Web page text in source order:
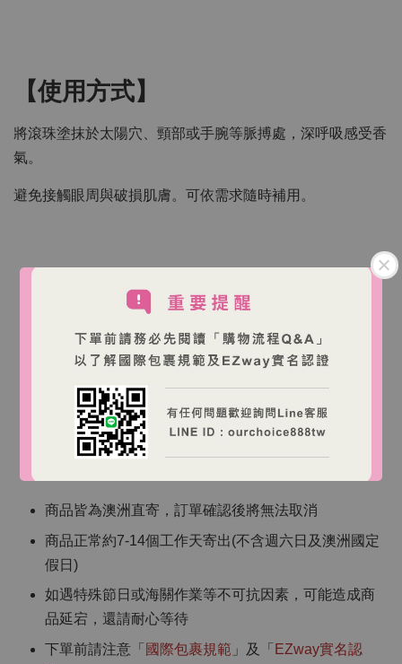
【使用方式】
將滾珠塗抹於太陽穴、頸部或手腕等脈搏處，深呼吸感受香
氣。
避免接觸眼周與破損肌膚。可依需求隨時補用。
【注意事項】
使用後若有不適或過敏反應，請立即停止使用並就醫
請置於兒童無法取得處
【海外跨境購物說明】
商品皆為澳洲直寄，訂單確認後將無法取消
商品正常約7-14個工作天寄出(不含週六日及澳洲國定
假日)
如遇特殊節日或海關作業等不可抗因素，可能造成商
品延宕，還請耐心等待
下單前請注意「 國際包裹規範 」及「 EZway實名認